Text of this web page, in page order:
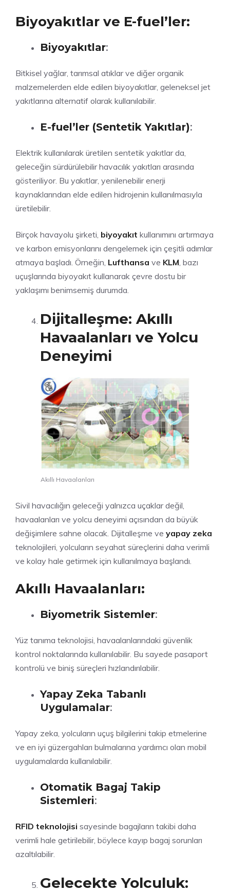
Biyoyakıtlar ve E-fuel’ler:
Biyoyakıtlar:
Bitkisel yağlar, tarımsal atıklar ve diğer organik
malzemelerden elde edilen biyoyakıtlar, geleneksel jet
yakıtlarına alternatif olarak kullanılabilir.
E-fuel’ler (Sentetik Yakıtlar):
Elektrik kullanılarak üretilen sentetik yakıtlar da,
geleceğin sürdürülebilir havacılık yakıtları arasında
gösteriliyor. Bu yakıtlar, yenilenebilir enerji
kaynaklarından elde edilen hidrojenin kullanılmasıyla
üretilebilir.
Birçok havayolu şirketi, biyoyakıt kullanımını artırmaya
ve karbon emisyonlarını dengelemek için çeşitli adımlar
atmaya başladı. Örneğin, Lufthansa ve KLM, bazı
uçuşlarında biyoyakıt kullanarak çevre dostu bir
yaklaşımı benimsemiş durumda.
Dijitalleşme: Akıllı
Havaalanları ve Yolcu
Deneyimi
Akıllı Havaalanları
Sivil havacılığın geleceği yalnızca uçaklar değil,
havaalanları ve yolcu deneyimi açısından da büyük
değişimlere sahne olacak. Dijitalleşme ve yapay zeka
teknolojileri, yolcuların seyahat süreçlerini daha verimli
ve kolay hale getirmek için kullanılmaya başlandı.
Akıllı Havaalanları:
Biyometrik Sistemler:
Yüz tanıma teknolojisi, havaalanlarındaki güvenlik
kontrol noktalarında kullanılabilir. Bu sayede pasaport
kontrolü ve biniş süreçleri hızlandırılabilir.
Yapay Zeka Tabanlı
Uygulamalar:
Yapay zeka, yolcuların uçuş bilgilerini takip etmelerine
ve en iyi güzergahları bulmalarına yardımcı olan mobil
uygulamalarda kullanılabilir.
Otomatik Bagaj Takip
Sistemleri:
RFID teknolojisi sayesinde bagajların takibi daha
verimli hale getirilebilir, böylece kayıp bagaj sorunları
azaltılabilir.
Gelecekte Yolculuk: